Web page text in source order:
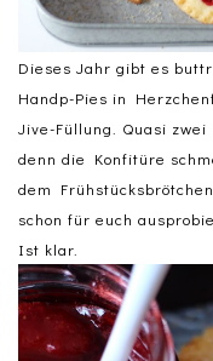
Dieses Jahr gibt es
Handp-Pies in
Jive-Füllung. Quasi
denn die Konfitüre
dem
schon für euch
Ist klar.